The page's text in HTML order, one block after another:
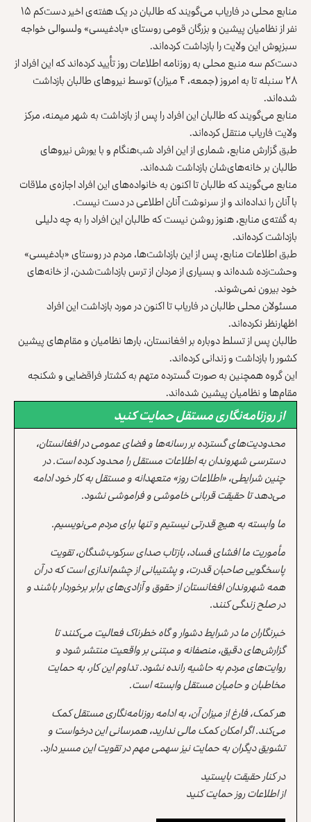
منابع محلی در فاریاب می‌گویند که طالبان در یک هفته‌ی اخیر دست‌کم ۱۵
نفر از نظامیان پیشین و بزرگان قومی روستای «بادغیسی» ولسوالی خواجه
سبزپوش این ولایت را بازداشت کرده‌اند.
دست‌کم سه منبع محلی به روزنامه اطلاعات روز تأیید کرده‌اند که این افراد از
۲۸ سنبله تا به امروز (جمعه، ۴ میزان) توسط نیروهای طالبان بازداشت
شده‌اند.
منابع می‌گویند که طالبان این افراد را پس از بازداشت به شهر میمنه، مرکز
ولایت فاریاب منتقل کرده‌اند.
طبق گزارش منابع، شماری از این افراد شب‌هنگام و با یورش نیروهای
طالبان بر خانه‌های‌شان بازداشت شده‌اند.
منابع می‌‌گویند که طالبان تا اکنون به خانواده‌های این افراد اجازه‌ی ملاقات
با آنان را نداده‌اند و از سرنوشت آنان اطلاعی در دست نیست.
به گفته‌ی منابع، هنوز روشن نیست که طالبان این افراد را به چه دلیلی
بازداشت کرده‌اند.
طبق اطلاعات منابع، پس از این بازداشت‌ها، مردم در روستای «بادغیسی»
وحشت‌زده شده‌اند و بسیاری از مردان از ترس بازداشت‌شدن، از خانه‌های
خود بیرون نمی‌شوند.
مسئولان محلی طالبان در فاریاب تا اکنون در مورد بازداشت این افراد
اظهارنظر نکرده‌اند.
طالبان پس از تسلط دوباره بر افغانستان، بارها نظامیان و مقام‌های پیشین
کشور را بازداشت و زندانی کرده‌اند.
این گروه همچنین به صورت گسترده متهم به کشتار فراقضایی و شکنجه
مقام‌ها و نظامیان پیشین شده‌اند.
از روزنامه‌نگاری مستقل حمایت کنید
محدودیت‌های گسترده بر رسانه‌ها و فضای عمومی در افغانستان،
دسترسی شهروندان به اطلاعات مستقل را محدود کرده است. در
چنین شرایطی، «اطلاعات روز» متعهدانه و مستقل به کار خود ادامه
می‌دهد تا حقیقت قربانی خاموشی و فراموشی نشود.
ما وابسته به هیچ قدرتی نیستیم و تنها برای مردم می‌نویسیم.
مأموریت ما افشای فساد، بازتاب صدای سرکوب‌شدگان، تقویت
پاسخگویی صاحبان قدرت، و پشتیبانی از چشم‌اندازی است که در آن
همه شهروندان افغانستان از حقوق و آزادی‌های برابر برخوردار باشند و
در صلح زندگی کنند.
خبرنگاران ما در شرایط دشوار و گاه خطرناک فعالیت می‌کنند تا
گزارش‌های دقیق، منصفانه و مبتنی بر واقعیت منتشر شود و
روایت‌های مردم به حاشیه رانده نشود. تداوم این کار، به حمایت
مخاطبان و حامیان مستقل وابسته است.
هر کمک، فارغ از میزان آن، به ادامه روزنامه‌نگاری مستقل کمک
می‌کند. اگر امکان کمک مالی ندارید، همرسانی این درخواست و
تشویق دیگران به حمایت نیز سهمی مهم در تقویت این مسیر دارد.
در کنار حقیقت بایستید
از اطلاعات روز حمایت کنید